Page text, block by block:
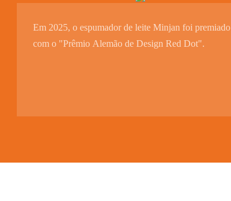
Em 2025, o espumador de leite Minjan foi premiado
com o "Prêmio Alemão de Design Red Dot".